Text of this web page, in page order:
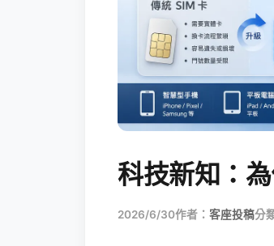
科技新知：
2026/6/30作者： 客座投稿分